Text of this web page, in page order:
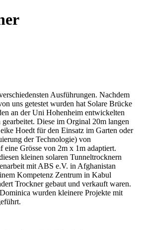
Ausführungen. Nachdem
uns getestet wurden hat Solare Brücke
an der Uni Hohenheim entwickelten
Diese im Orginal 20m langen
Hoedt für den Einsatz im Garten oder
der Technologie) von
eine Grösse von 2m x 1m adaptiert.
kleinen solaren Tunneltrocknern
mit ABS e.V. in Afghanistan
Kompetenz Zentrum in Kabul
Trockner gebaut und verkauft waren.
wurden kleinere Projekte mit